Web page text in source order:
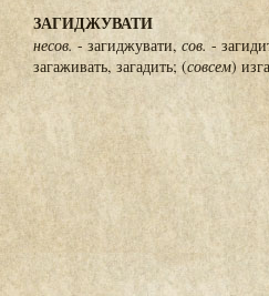
ЗАГИДЖУВАТИ
несов.- загиджувати, сов. -
загаживать, загадить; (совсем)